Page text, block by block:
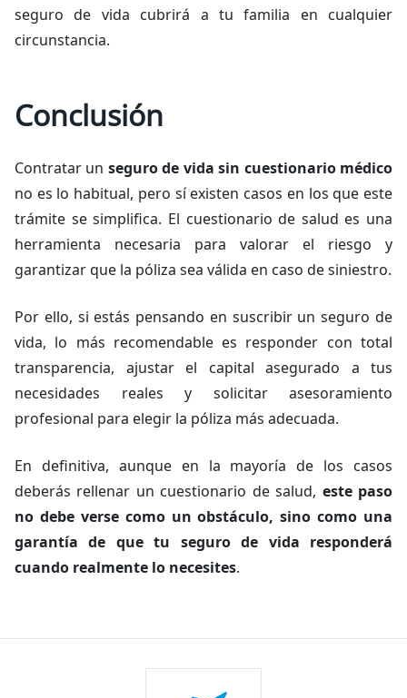
seguro de vida cubrirá a tu familia en cualquier
circunstancia.
Conclusión
Contratar un seguro de vida sin cuestionario médico
no es lo habitual, pero sí existen casos en los que este
trámite se simplifica. El cuestionario de salud es una
herramienta necesaria para valorar el riesgo y
garantizar que la póliza sea válida en caso de siniestro.
Por ello, si estás pensando en suscribir un seguro de
vida, lo más recomendable es responder con total
transparencia, ajustar el capital asegurado a tus
necesidades reales y solicitar asesoramiento
profesional para elegir la póliza más adecuada.
En definitiva, aunque en la mayoría de los casos
deberás rellenar un cuestionario de salud, este paso
no debe verse como un obstáculo, sino como una
garantía de que tu seguro de vida responderá
cuando realmente lo necesites.